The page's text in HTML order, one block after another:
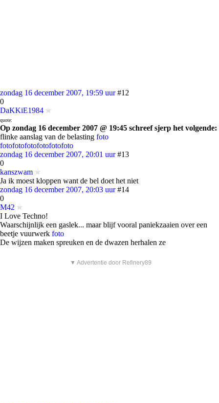
zondag 16 december 2007, 19:59 uur #12
0
DaKKiE1984
quote:
Op zondag 16 december 2007 @ 19:45 schreef sjerp het volgende:
flinke aanslag van de belasting foto
fotofotofotofotofotofoto
zondag 16 december 2007, 20:01 uur #13
0
kanszwam
Ja ik moest kloppen want de bel doet het niet
zondag 16 december 2007, 20:03 uur #14
0
M42
I Love Techno!
Waarschijnlijk een gaslek... maar blijf vooral paniekzaaien over een
beetje vuurwerk foto
De wijzen maken spreuken en de dwazen herhalen ze
▼ Advertentie door Refinery89